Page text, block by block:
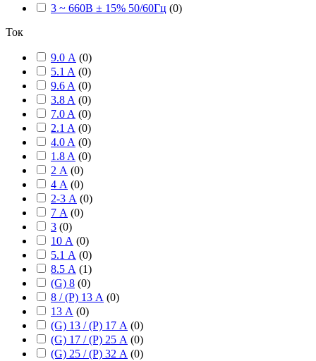
3 ~ 660В ± 15% 50/60Гц (0)
Ток
9.0 А (0)
5.1 A (0)
9.6 A (0)
3.8 A (0)
7.0 A (0)
2.1 A (0)
4.0 A (0)
1.8 A (0)
2 А (0)
4 А (0)
2-3 А (0)
7 А (0)
3 (0)
10 А (0)
5.1 А (0)
8.5 А (1)
(G) 8 (0)
8 / (P) 13 А (0)
13 А (0)
(G) 13 / (P) 17 А (0)
(G) 17 / (P) 25 А (0)
(G) 25 / (P) 32 А (0)